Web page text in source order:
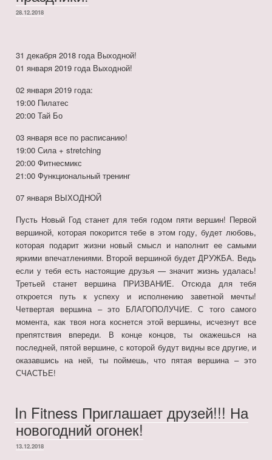
ОПУБЛИКОВАНО
28.12.2018
31 декабря 2018 года Выходной!
01 января 2019 года Выходной!
02 января 2019 года:
19:00 Пилатес
20:00 Тай Бо
03 января все по расписанию!
19:00 Сила + stretching
20:00 Фитнесмикс
21:00 Функциональный тренинг
07 января ВЫХОДНОЙ
Пусть Новый Год станет для тебя годом пяти вершин! Первой
вершиной, которая покорится тебе в этом году, будет любовь,
которая подарит жизни новый смысл и наполнит ее самыми
яркими впечатлениями. Второй вершиной будет ДРУЖБА. Ведь
если у тебя есть настоящие друзья — значит жизнь удалась!
Третьей станет вершина ПРИЗВАНИЕ. Отсюда для тебя
откроется путь к успеху и исполнению заветной мечты!
Четвертая вершина – это БЛАГОПОЛУЧИЕ. С того самого
момента, как твоя нога коснется этой вершины, исчезнут все
препятствия впереди. В конце концов, ты окажешься на
последней, пятой вершине, с которой будут видны все другие, и
оказавшись на ней, ты поймешь, что пятая вершина – это
СЧАСТЬЕ!
In Fitness Приглашает друзей!!! На
новогодний огонек!
ОПУБЛИКОВАНО
13.12.2018